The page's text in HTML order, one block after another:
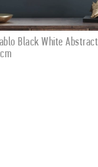
SEPETE EKLE
Black White Abstract